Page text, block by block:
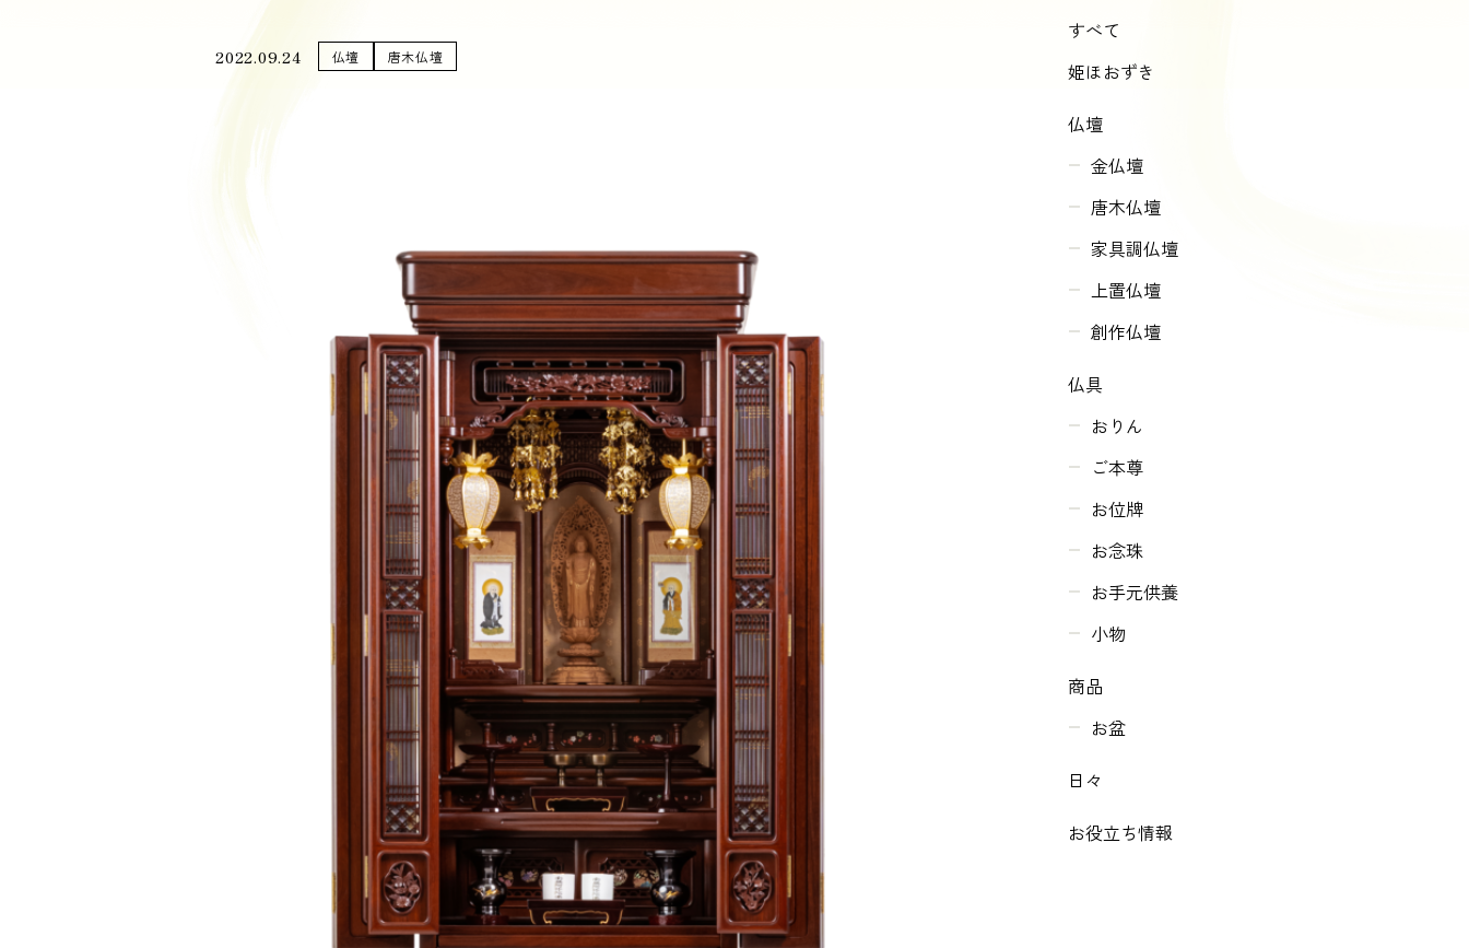
2022.09.24 仏壇 唐木仏壇
すべて
姫ほおずき
仏壇
金仏壇
唐木仏壇
家具調仏壇
上置仏壇
創作仏壇
仏具
おりん
ご本尊
お位牌
お念珠
お手元供養
小物
商品
お盆
日々
お役立ち情報